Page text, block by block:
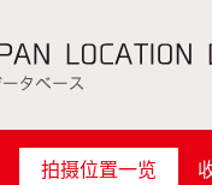
拍摄位置一览